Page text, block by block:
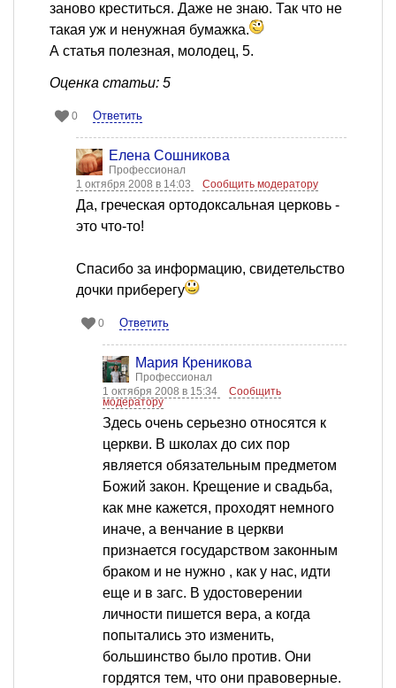
заново креститься. Даже не знаю. Так что не
такая уж и ненужная бумажка.
А статья полезная, молодец, 5.
Оценка статьи: 5
0 Ответить
Елена Сошникова
Профессионал
1 октября 2008 в 14:03
Сообщить модератору
Да, греческая ортодоксальная церковь -
это что-то!
Спасибо за информацию, свидетельство
дочки приберегу
0 Ответить
Мария Креникова
Профессионал
1 октября 2008 в 15:34
Сообщить
модератору
Здесь очень серьезно относятся к
церкви. В школах до сих пор
является обязательным предметом
Божий закон. Крещение и свадьба,
как мне кажется, проходят немного
иначе, а венчание в церкви
признается государством законным
браком и не нужно , как у нас, идти
еще и в загс. В удостоверении
личности пишется вера, а когда
попытались это изменить,
большинство было против. Они
гордятся тем, что они правоверные.